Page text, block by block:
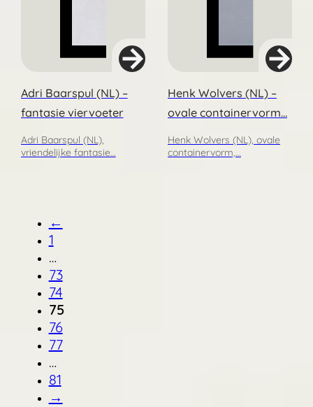
Adri Baarspul (NL) –
fantasie viervoeter
Adri Baarspul (NL),
vriendelijke fantasie…
Henk Wolvers (NL) –
ovale containervorm…
Henk Wolvers (NL), ovale
containervorm,…
←
1
…
73
74
75
76
77
…
81
→